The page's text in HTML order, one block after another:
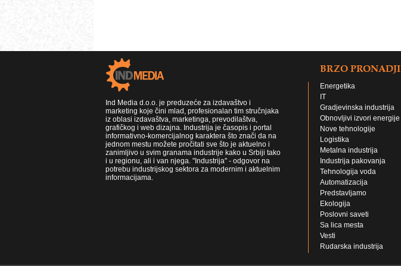
Ind Media d.o.o. je preduzeće za izdavaštvo i
marketing koje čini mlad, profesionalan tim stručnjaka
iz oblasi izdavaštva, marketinga, prevodilaštva,
grafičkog i web dizajna. Industrija je časopis i portal
informativno-komercijalnog karaktera što znači da na
jednom mestu možete pročitati sve što je aktuelno i
zanimljivo u svim granama industrije kako u Srbiji tako
i u regionu, ali i van njega. "Industrija" - odgovor na
potrebu industrijskog sektora za modernim i aktuelnim
informacijama.
BRZO PRONADJI
Energetika
IT
Gradjevinska industrija
Obnovljivi izvori energije
Nove tehnologije
Logistika
Metalna industrija
Industrija pakovanja
Tehnologija voda
Automatizacija
Predstavljamo
Ekologija
Poslovni saveti
Sa lica mesta
Vesti
Rudarska industrija